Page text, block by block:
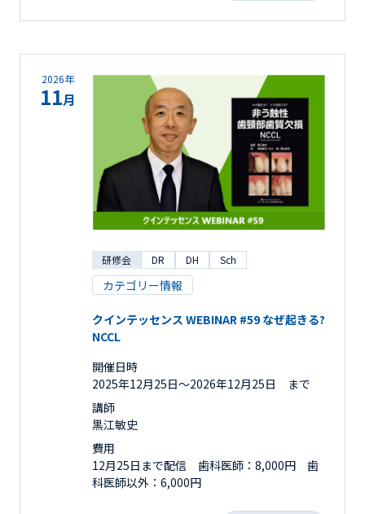
2026年
11月
研修会 DR DH Sch
カテゴリー情報
クインテッセンス WEBINAR #59 なぜ起きる?
NCCL
開催日時
2025年12月25日〜2026年12月25日 まで
講師
黒江敏史
費用
12月25日まで配信 歯科医師：8,000円 歯
科医師以外：6,000円